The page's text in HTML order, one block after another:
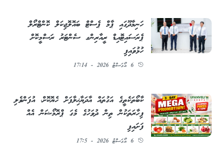
ހަނިމާދޫގައި ޕާމް ޕެސްޓް ބައޮލޮޖިކަލް ކޮންޓްރޯލް
ޕެރަސައިޓޮއިޑް ރީއާރިންގ ސެންޓަރު ރަސްމީކޮށް
ހުޅުވައިފި
6 އޯގަސްޓު 2026 - 17:14
ކާބޯތަކެތީގެ އަގުތައް އާދަޔާޚިލާފަށް ހެޔޮކޮށް، އުފަންވެލި
ފިހާރަތަކުން ތިން ދުވަހުގެ މެގަ ޕްރޮމޯޝަން އެއް
ފަށައިފި
6 އޯގަސްޓު 2026 - 17:5